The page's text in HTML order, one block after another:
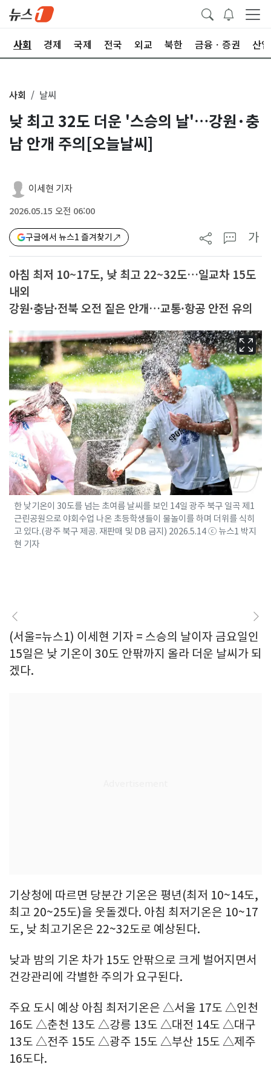
사회 경제 국제 전국 외교 북한 금융ㆍ증권 산업
사회 날씨
낮 최고 32도 더운 '스승의 날'…강원·충
남 안개 주의[오늘날씨]
이세현 기자
2026.05.15 오전 06:00
구글에서 뉴스1 즐겨찾기 가
아침 최저 10~17도, 낮 최고 22~32도…일교차 15도
내외
강원·충남·전북 오전 짙은 안개…교통·항공 안전 유의
한 낮기온이 30도를 넘는 초여름 날씨를 보인 14일 광주 북구 일곡 제1
근린공원으로 야회수업 나온 초등학생들이 물놀이를 하며 더위를 식히
고 있다.(광주 북구 제공. 재판매 및 DB 금지) 2026.5.14 ⓒ 뉴스1 박지
현 기자
(서울=뉴스1) 이세현 기자 = 스승의 날이자 금요일인
15일은 낮 기온이 30도 안팎까지 올라 더운 날씨가 되
겠다.
기상청에 따르면 당분간 기온은 평년(최저 10~14도,
최고 20~25도)을 웃돌겠다. 아침 최저기온은 10~17
도, 낮 최고기온은 22~32도로 예상된다.
낮과 밤의 기온 차가 15도 안팎으로 크게 벌어지면서
건강관리에 각별한 주의가 요구된다.
주요 도시 예상 아침 최저기온은 △서울 17도 △인천
16도 △춘천 13도 △강릉 13도 △대전 14도 △대구
13도 △전주 15도 △광주 15도 △부산 15도 △제주
16도다.